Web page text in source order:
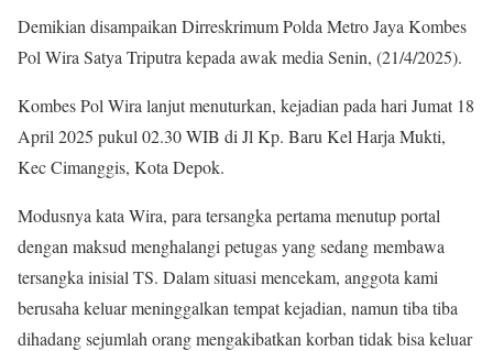
Demikian disampaikan Dirreskrimum Polda Metro Jaya Kombes
Pol Wira Satya Triputra kepada awak media Senin, (21/4/2025).
Kombes Pol Wira lanjut menuturkan, kejadian pada hari Jumat 18
April 2025 pukul 02.30 WIB di Jl Kp. Baru Kel Harja Mukti,
Kec Cimanggis, Kota Depok.
Modusnya kata Wira, para tersangka pertama menutup portal
dengan maksud menghalangi petugas yang sedang membawa
tersangka inisial TS. Dalam situasi mencekam, anggota kami
berusaha keluar meninggalkan tempat kejadian, namun tiba tiba
dihadang sejumlah orang mengakibatkan korban tidak bisa keluar